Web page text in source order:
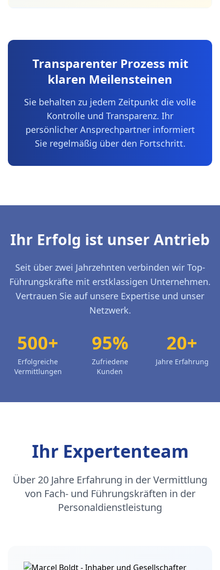
Transparenter Prozess mit
klaren Meilensteinen
Sie behalten zu jedem Zeitpunkt die volle
Kontrolle und Transparenz. Ihr
persönlicher Ansprechpartner informiert
Sie regelmäßig über den Fortschritt.
Ihr Erfolg ist unser Antrieb
Seit über zwei Jahrzehnten verbinden wir Top-
Führungskräfte mit erstklassigen Unternehmen.
Vertrauen Sie auf unsere Expertise und unser
Netzwerk.
500+
Erfolgreiche
Vermittlungen
95%
Zufriedene
Kunden
20+
Jahre Erfahrung
Ihr Expertenteam
Über 20 Jahre Erfahrung in der Vermittlung
von Fach- und Führungskräften in der
Personaldienstleistung